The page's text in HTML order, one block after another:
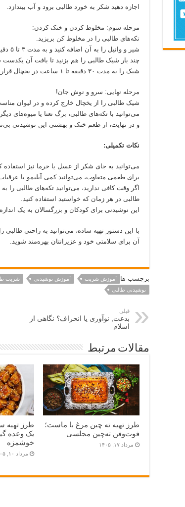
اجازه دهید شکر به خورد طالبی برود و آب بیندازد.
مرحله سوم: مخلوط کردن و خنک کردن:
تکه‌های طالبی را در مخلوط کن بریزید.
شیر و وانیل را به آن اضافه کنید و به مدت ۳ تا ۵ دقیقه کاملاً مخلوط کنید.
چند بار شیک طالبی را هم بزنید تا بافت آن
شیک را به مدت ۳۰ دقیقه تا ۱ ساعت در یخچال قرار دهید تا خنک شود.
مرحله نهایی: سرو و نوش جان!
شیک طالبی را از یخچال خارج کرده و در لیوان
می‌توانید با تکه‌های طالبی، برگ نعنا یا میوه‌های
و در نهایت، از طعم خنک و بهشتی این نوشیدنی
نکات تکمیلی:
می‌توانید به جای شکر از عسل یا خرما نیز استفاده
برای طعمی متفاوت، می‌توانید کمی آبلیمو یا
اگر وقت کافی ندارید، می‌توانید تکه‌های طالبی را
طالبی در هر زمان که خواستید استفاده کنید.
این نوشیدنی برای کودکان و بزرگسالان به یک
با این دستور تهیه ساده، می‌توانید به راحتی
آن برای سلامتی خود و عزیزانتان بهره‌مند شوید.
برچسب ها آموزش شربت آموزش نوشیدنی شربت
نوشیدنی طالبی
قبلی
بدعت, نوآوری یا انحراف؟ نگاهی از
اسلام
مقالات مرتبط
طرز تهیه ته چین مرغ با ماست؛
فوت‌وفن ته‌چین مجلسی
مرداد ۱۷, ۱۴۰۵
طرز تهیه
یک وعده
خوشمزه
مرداد ۱۰, ۱۴۰۵